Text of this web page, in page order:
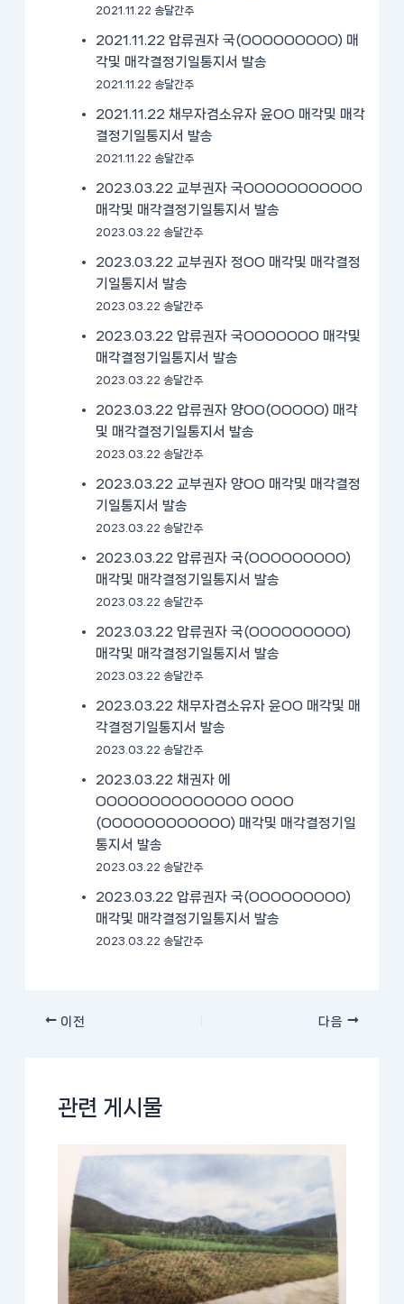
2021.11.22 송달간주
2021.11.22 압류권자 국(OOOOOOOOO) 매
각및 매각결정기일통지서 발송
2021.11.22 송달간주
2021.11.22 채무자겸소유자 윤OO 매각및 매각
결정기일통지서 발송
2021.11.22 송달간주
2023.03.22 교부권자 국OOOOOOOOOOO
매각및 매각결정기일통지서 발송
2023.03.22 송달간주
2023.03.22 교부권자 정OO 매각및 매각결정
기일통지서 발송
2023.03.22 송달간주
2023.03.22 압류권자 국OOOOOOO 매각및
매각결정기일통지서 발송
2023.03.22 송달간주
2023.03.22 압류권자 양OO(OOOOO) 매각
및 매각결정기일통지서 발송
2023.03.22 송달간주
2023.03.22 교부권자 양OO 매각및 매각결정
기일통지서 발송
2023.03.22 송달간주
2023.03.22 압류권자 국(OOOOOOOOO)
매각및 매각결정기일통지서 발송
2023.03.22 송달간주
2023.03.22 압류권자 국(OOOOOOOOO)
매각및 매각결정기일통지서 발송
2023.03.22 송달간주
2023.03.22 채무자겸소유자 윤OO 매각및 매
각결정기일통지서 발송
2023.03.22 송달간주
2023.03.22 채권자 에
OOOOOOOOOOOOOO OOOO
(OOOOOOOOOOOO) 매각및 매각결정기일
통지서 발송
2023.03.22 송달간주
2023.03.22 압류권자 국(OOOOOOOOO)
매각및 매각결정기일통지서 발송
2023.03.22 송달간주
이전 다음
관련 게시물